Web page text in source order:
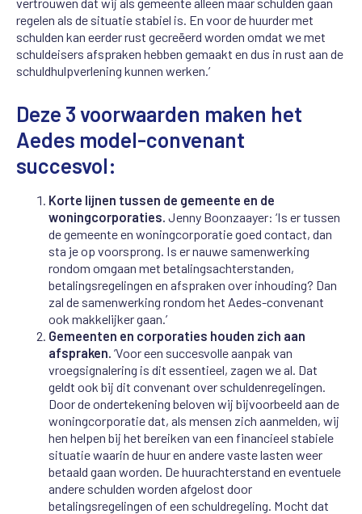
regelen als de situatie stabiel is. En voor de huurder met
schulden kan eerder rust gecreëerd worden omdat we met
schuldeisers afspraken hebben gemaakt en dus in rust aan de
schuldhulpverlening kunnen werken.’
Deze 3 voorwaarden maken het
Aedes model-convenant
succesvol:
Korte lijnen tussen de gemeente en de
woningcorporaties. Jenny Boonzaayer: ‘Is er tussen
de gemeente en woningcorporatie goed contact, dan
sta je op voorsprong. Is er nauwe samenwerking
rondom omgaan met betalingsachterstanden,
betalingsregelingen en afspraken over inhouding? Dan
zal de samenwerking rondom het Aedes-convenant
ook makkelijker gaan.’
Gemeenten en corporaties houden zich aan
afspraken. ‘Voor een succesvolle aanpak van
vroegsignalering is dit essentieel, zagen we al. Dat
geldt ook bij dit convenant over schuldenregelingen.
Door de ondertekening beloven wij bijvoorbeeld aan de
woningcorporatie dat, als mensen zich aanmelden, wij
hen helpen bij het bereiken van een financieel stabiele
situatie waarin de huur en andere vaste lasten weer
betaald gaan worden. De huurachterstand en eventuele
andere schulden worden afgelost door
betalingsregelingen of een schuldregeling. Mocht dat